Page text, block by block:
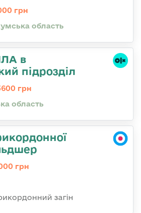
грн
область
в
підрозділ
грн
область
грн
загін